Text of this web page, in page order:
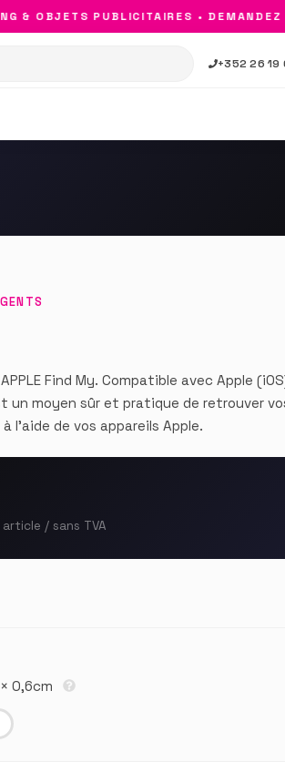
& OBJETS PUBLICITAIRES • DEMANDEZ
+352 26 19
Find My. Compatible avec Apple
un moyen sûr et pratique de retrouver
l'aide de vos appareils Apple.
/ sans TVA
0,6cm